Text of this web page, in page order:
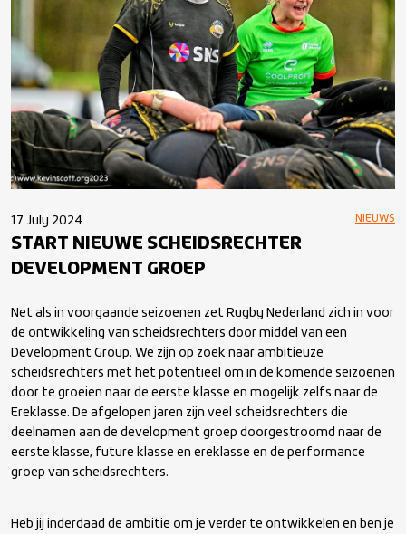
17 July 2024 NIEUWS
START NIEUWE SCHEIDSRECHTER
DEVELOPMENT GROEP
Net als in voorgaande seizoenen zet Rugby Nederland zich in voor
de ontwikkeling van scheidsrechters door middel van een
Development Group. We zijn op zoek naar ambitieuze
scheidsrechters met het potentieel om in de komende seizoenen
door te groeien naar de eerste klasse en mogelijk zelfs naar de
Ereklasse. De afgelopen jaren zijn veel scheidsrechters die
deelnamen aan de development groep doorgestroomd naar de
eerste klasse, future klasse en ereklasse en de performance
groep van scheidsrechters.
Heb jij inderdaad de ambitie om je verder te ontwikkelen en ben je